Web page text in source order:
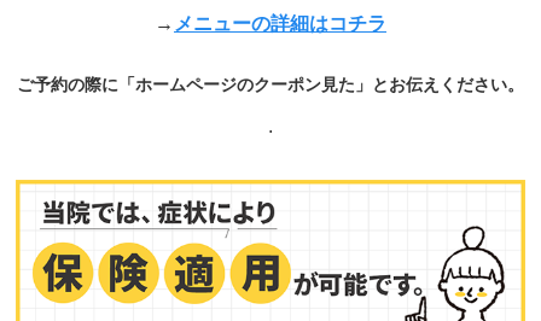
→ メニューの詳細はコチラ
ご予約の際に「ホームページのクーポン見た」とお伝えください。
.